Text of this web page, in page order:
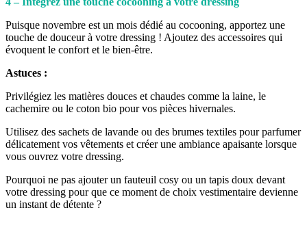
Puisque novembre est un mois dédié au cocooning, apportez une
touche de douceur à votre dressing ! Ajoutez des accessoires qui
évoquent le confort et le bien-être.
Astuces :
Privilégiez les matières douces et chaudes comme la laine, le
cachemire ou le coton bio pour vos pièces hivernales.
Utilisez des sachets de lavande ou des brumes textiles pour parfumer
délicatement vos vêtements et créer une ambiance apaisante lorsque
vous ouvrez votre dressing.
Pourquoi ne pas ajouter un fauteuil cosy ou un tapis doux devant
votre dressing pour que ce moment de choix vestimentaire devienne
un instant de détente ?